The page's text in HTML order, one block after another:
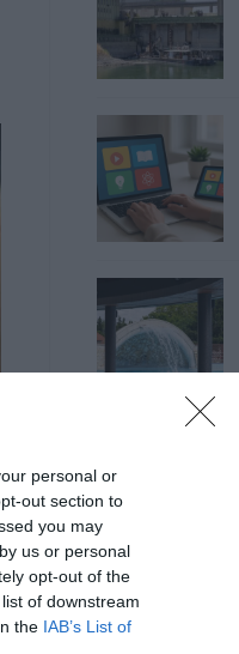
personal or
out section to
you may
us or personal
opt-out of the
of downstream
the IAB’s List of